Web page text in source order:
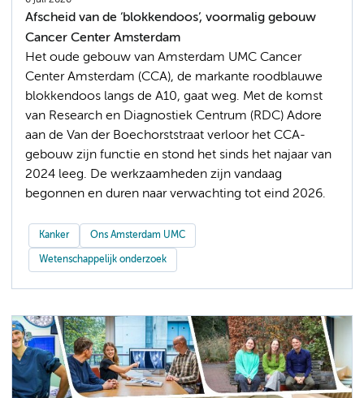
Afscheid van de ‘blokkendoos’, voormalig gebouw
Cancer Center Amsterdam
Het oude gebouw van Amsterdam UMC Cancer
Center Amsterdam (CCA), de markante roodblauwe
blokkendoos langs de A10, gaat weg. Met de komst
van Research en Diagnostiek Centrum (RDC) Adore
aan de Van der Boechorststraat verloor het CCA-
gebouw zijn functie en stond het sinds het najaar van
2024 leeg. De werkzaamheden zijn vandaag
begonnen en duren naar verwachting tot eind 2026.
Kanker Ons Amsterdam UMC
Wetenschappelijk onderzoek